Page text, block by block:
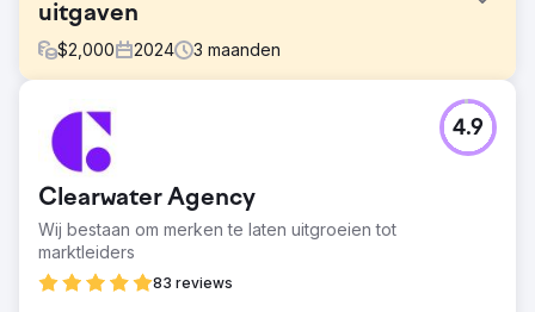
uitgaven
$2,000 2024 3 maanden
Uitdaging
De uitdaging was om de campagne voor Backdrop
Collective, die behoorlijk wat geld uitgaf om
winstgevender te worden, onder handen te nemen.
We hebben gebieden van het bedrijf geïdentificeerd die
winstgevender waren dan andere en hebben een aantal
nieuwe segmenten gecreëerd met een ander aanbod. Dit
Clearwater Agency
Wij bestaan om merken te laten uitgroeien tot
marktleiders
83 reviews
4.9